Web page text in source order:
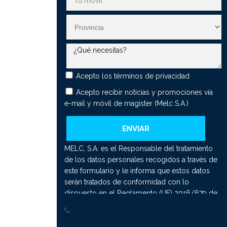
Universitario en Tecnología Digital Aplicada a la Enseñanza
Universitario en Educación Bilingüe (UNAM)
Universitario en Orientación e Intervención Psicopedagógica
Universitario en Investigación y Mejora del Proceso de
Aprendizaje de las Matemáticas
Universitario en Terapias Psicológicas de Tercera
(CEIE - UCJC)
Universitario en Psicología Forense Híbrido (UNAM)
Presencial (UNAM)
Acepto los términos de privacidad
Acepto recibir noticias y promociones vía
e-mail y móvil de magister (Melc S.A.)
MELC, S.A. es el Responsable del tratamiento
de los datos personales recogidos a través de
este formulario y le informa que estos datos
serán tratados de conformidad con lo
dispuesto en el Reglamento (UE) 2016/679 de
facilita la siguiente información del tratamiento: